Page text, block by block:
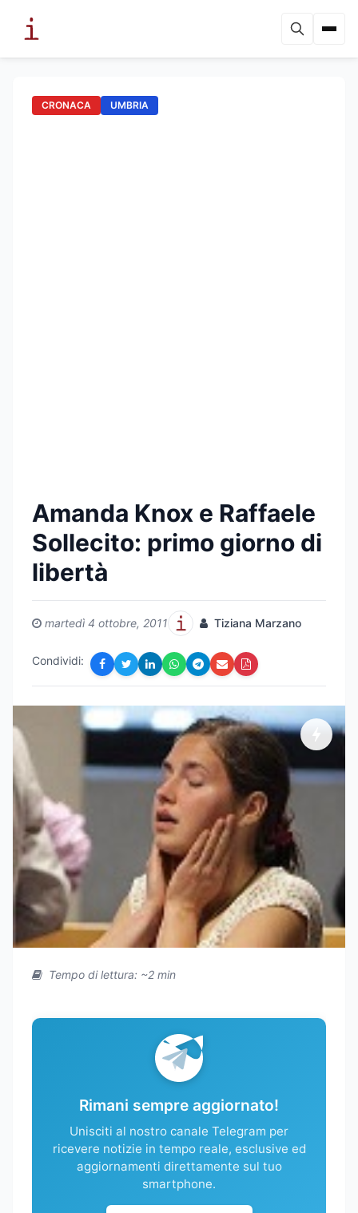
CRONACA UMBRIA
Amanda Knox e Raffaele
Sollecito: primo giorno di
libertà
martedì 4 ottobre, 2011 Tiziana Marzano
Condividi:
Tempo di lettura: ~2 min
Rimani sempre aggiornato!
Unisciti al nostro canale Telegram per
ricevere notizie in tempo reale, esclusive ed
aggiornamenti direttamente sul tuo
smartphone.